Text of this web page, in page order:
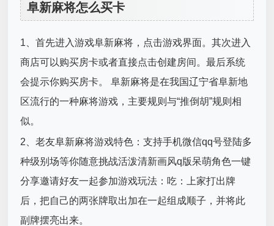
阜新麻将怎么买卡
1、首先进入游戏阜新麻将，点击游戏界面。其次进入
商店可以购买房卡或者直接点击创建房间。最后系统
会提示你购买房卡。 阜新麻将是在我国辽宁省阜新地
区流行的一种麻将游戏，主要规则与“推倒胡”规则相
似。
2、老友阜新麻将游戏特色：支持手机微信qq号登陆多
种级别场等你随意挑战活泼清新画风q版呆萌角色一键
分享邀请好友一起参加游戏玩法：吃：上家打出牌
后，把自己的两张牌取出加在一起组成顺子，并将此
副牌摆亮出来。